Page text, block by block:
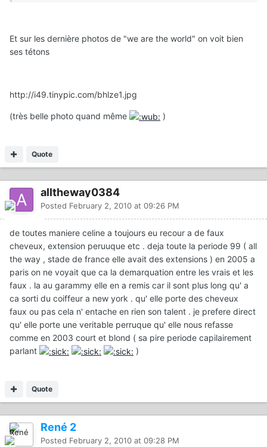
Et sur les dernière photos de "we are the world" on voit bien
ses tétons
http://i49.tinypic.com/bhlze1.jpg
(très belle photo quand même )
Quote
alltheway0384
Posted February 2, 2010 at 09:26 PM
de toutes maniere celine a toujours eu recour a de faux
cheveux, extension peruuque etc . deja toute la periode 99 ( all
the way , stade de france elle avait des extensions ) en 2005 a
paris on ne voyait que ca la demarquation entre les vrais et les
faux . la au garammy elle en a remis car il sont plus long qu' a
ca sorti du coiffeur a new york . qu' elle porte des cheveux
faux ou pas cela n' entache en rien son talent . je prefere direct
qu' elle porte une veritable perruque qu' elle nous refasse
comme en 2003 court et blond ( sa pire periode capilairement
parlant
)
Quote
René 2
Posted February 2, 2010 at 09:28 PM